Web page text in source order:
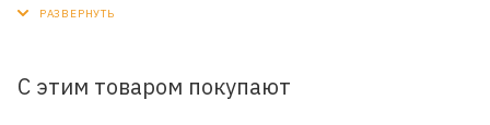
ХАРАКТЕРИСТИКИ:
С этим товаром покупают